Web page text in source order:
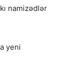
namizədlər
yeni